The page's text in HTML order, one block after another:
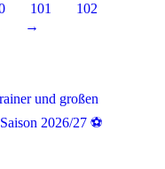
101
102
→
und großen
2026/27 ⚽